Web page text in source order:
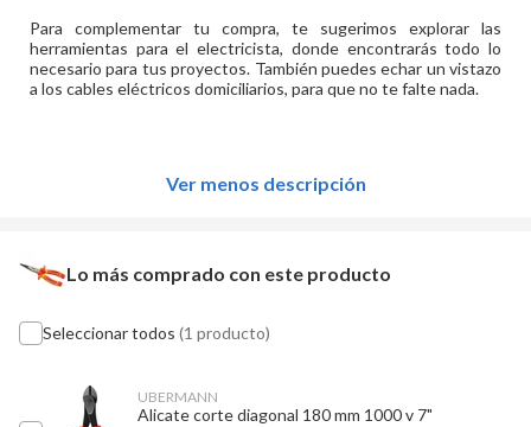
Para complementar tu compra, te sugerimos explorar las
herramientas para el electricista, donde encontrarás todo lo
necesario para tus proyectos. También puedes echar un vistazo
a los cables eléctricos domiciliarios, para que no te falte nada.
Ver menos descripción
Lo más comprado con este producto
Seleccionar todos (1 producto)
UBERMANN
Alicate corte diagonal 180 mm 1000 v 7"